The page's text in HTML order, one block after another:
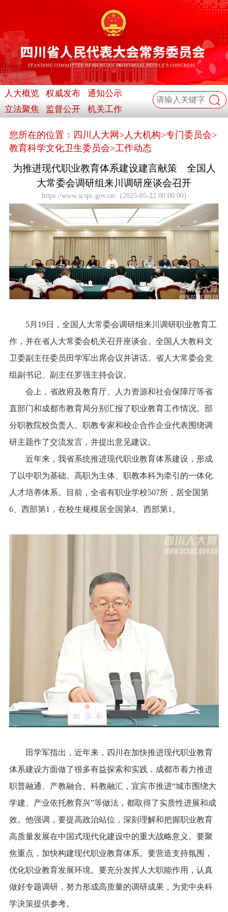
人大概览 权威发布
通知公示
立法聚焦
监督公开 机关工作
您所在的位置： 四川人大网 >人大机构>专门委员会>
教育科学文化卫生委员会>工作动态
为推进现代职业教育体系建设建言献策 全国人
大常委会调研组来川调研座谈会召开
https://www.scspc.gov.cn/ (2025-05-22 00:00:00)
5月19日，全国人大常委会调研组来川调研职业教育工
作，并在省人大常委会机关召开座谈会。全国人大教科文
卫委副主任委员田学军出席会议并讲话。省人大常委会党
组副书记、副主任罗强主持会议。
会上，省政府及教育厅、人力资源和社会保障厅等省
直部门和成都市教育局分别汇报了职业教育工作情况。部
分职教院校负责人、职教专家和校企合作企业代表围绕调
研主题作了交流发言，并提出意见建议。
近年来，我省系统推进现代职业教育体系建设，形成
了以中职为基础、高职为主体、职教本科为牵引的一体化
人才培养体系。目前，全省有职业学校507所，居全国第
6、西部第1，在校生规模居全国第4、西部第1。
田学军指出，近年来，四川在加快推进现代职业教育
体系建设方面做了很多有益探索和实践，成都市着力推进
职普融通、产教融合、科教融汇，宜宾市推进“城市围绕大
学建、产业依托教育兴”等做法，都取得了实质性进展和成
效。他强调，要提高政治站位，深刻理解和把握职业教育
高质量发展在中国式现代化建设中的重大战略意义。要聚
焦重点，加快构建现代职业教育体系。要营造支持氛围，
优化职业教育发展环境。要充分发挥人大职能作用，认真
做好专题调研，努力形成高质量的调研成果，为党中央科
学决策提供参考。